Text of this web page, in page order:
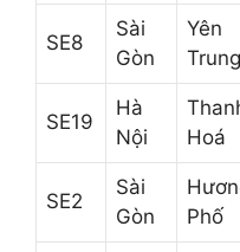
SE8
Sài
Gòn
Yên
Trung
SE19
Hà
Nội
Hoá
SE2
Sài
Gòn
Phố